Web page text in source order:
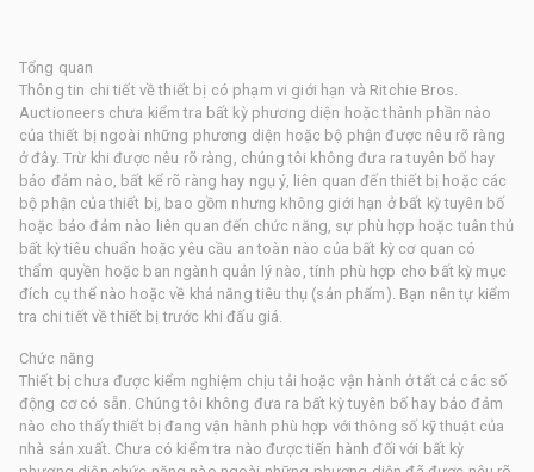
Tổng quan
Thông tin chi tiết về thiết bị có phạm vi giới hạn và Ritchie Bros.
Auctioneers chưa kiểm tra bất kỳ phương diện hoặc thành phần nào
của thiết bị ngoài những phương diện hoặc bộ phận được nêu rõ ràng
ở đây. Trừ khi được nêu rõ ràng, chúng tôi không đưa ra tuyên bố hay
bảo đảm nào, bất kể rõ ràng hay ngụ ý, liên quan đến thiết bị hoặc các
bộ phận của thiết bị, bao gồm nhưng không giới hạn ở bất kỳ tuyên bố
hoặc bảo đảm nào liên quan đến chức năng, sự phù hợp hoặc tuân thủ
bất kỳ tiêu chuẩn hoặc yêu cầu an toàn nào của bất kỳ cơ quan có
thẩm quyền hoặc ban ngành quản lý nào, tính phù hợp cho bất kỳ mục
đích cụ thể nào hoặc về khả năng tiêu thụ (sản phẩm). Bạn nên tự kiểm
tra chi tiết về thiết bị trước khi đấu giá.
Chức năng
Thiết bị chưa được kiểm nghiệm chịu tải hoặc vận hành ở tất cả các số
động cơ có sẵn. Chúng tôi không đưa ra bất kỳ tuyên bố hay bảo đảm
nào cho thấy thiết bị đang vận hành phù hợp với thông số kỹ thuật của
nhà sản xuất. Chưa có kiểm tra nào được tiến hành đối với bất kỳ